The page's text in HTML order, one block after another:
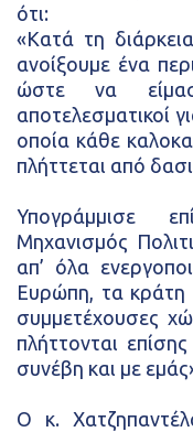
ότι:
«Κατά τη
ανοίξουμε ένα
ώστε να
αποτελεσματικοί
οποία κάθε
πλήττεται από
Υπογράμμισε
Μηχανισμός
απ’ όλα
Ευρώπη, τα κράτη
συμμετέχουσες
πλήττονται
συνέβη και με
Ο κ.